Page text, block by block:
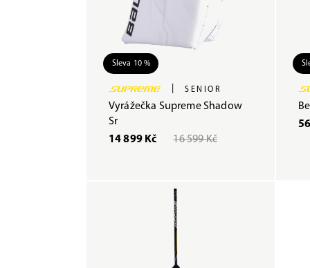
Sleva 10 %
SENIOR
Vyrážečka Supreme Shadow
Sr
14 899 Kč
16 599 Kč